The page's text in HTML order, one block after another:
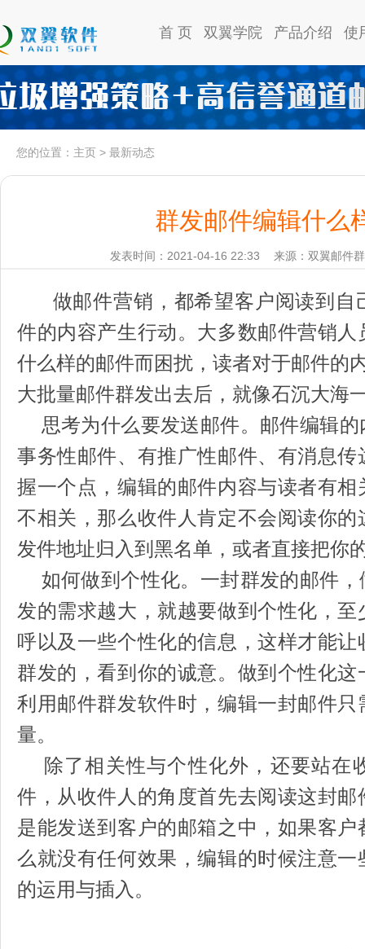
首 页 双翼学院 产品介绍 使
您的位置： 主页 > 最新动态
群发邮件编辑什么
发表时间：2021-04-16 22:33 来源：双翼邮件
做邮件营销，都希望客户阅读到自
件的内容产生行动。大多数邮件营销
什么样的邮件而困扰，读者对于邮件的
大批量邮件群发出去后，就像石沉大海
思考为什么要发送邮件。邮件编辑的
事务性邮件、有推广性邮件、有消息
握一个点，编辑的邮件内容与读者有
不相关，那么收件人肯定不会阅读你
发件地址归入到黑名单，或者直接把你
如何做到个性化。一封群发的邮件，
发的需求越大，就越要做到个性化，
呼以及一些个性化的信息，这样才能
群发的，看到你的诚意。做到个性化
利用邮件群发软件时，编辑一封邮件
量。
除了相关性与个性化外，还要站在
件，从收件人的角度首先去阅读这封
是能发送到客户的邮箱之中，如果客
么就没有任何效果，编辑的时候注意
的运用与插入。